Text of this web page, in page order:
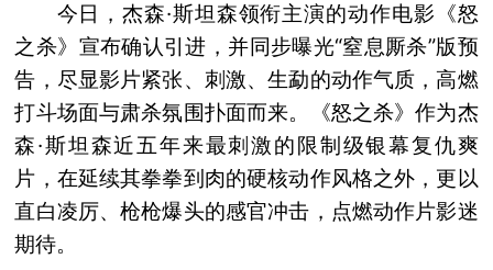
今日，杰森·斯坦森领衔主演的动作电影《怒
之杀》宣布确认引进，并同步曝光“窒息厮杀”版预
告，尽显影片紧张、刺激、生勐的动作气质，高燃
打斗场面与肃杀氛围扑面而来。《怒之杀》作为杰
森·斯坦森近五年来最刺激的限制级银幕复仇爽
片，在延续其拳拳到肉的硬核动作风格之外，更以
直白凌厉、枪枪爆头的感官冲击，点燃动作片影迷
期待。